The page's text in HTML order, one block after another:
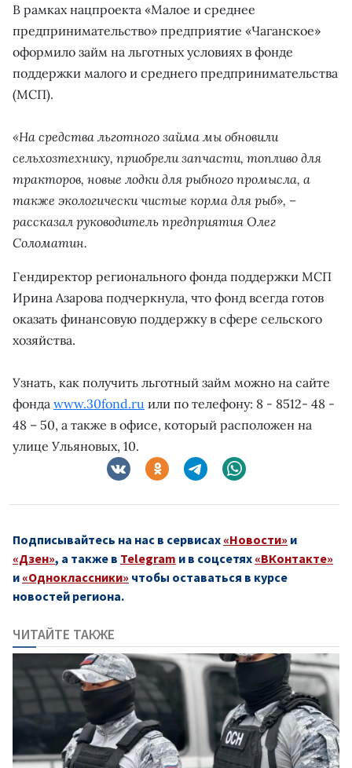
В рамках нацпроекта «Малое и среднее
предпринимательство» предприятие «Чаганское»
оформило займ на льготных условиях в фонде
поддержки малого и среднего предпринимательства
(МСП).
«На средства льготного займа мы обновили
сельхозтехнику, приобрели запчасти, топливо для
тракторов, новые лодки для рыбного промысла, а
также экологически чистые корма для рыб», –
рассказал руководитель предприятия Олег
Соломатин.
Гендиректор регионального фонда поддержки МСП
Ирина Азарова подчеркнула, что фонд всегда готов
оказать финансовую поддержку в сфере сельского
хозяйства.
Узнать, как получить льготный займ можно на сайте
фонда www.30fond.ru или по телефону: 8 - 8512- 48 -
48 – 50, а также в офисе, который расположен на
улице Ульяновых, 10.
Подписывайтесь на нас в сервисах «Новости» и
«Дзен», а также в Telegram и в соцсетях «ВКонтакте»
и «Одноклассники» чтобы оставаться в курсе
новостей региона.
ЧИТАЙТЕ ТАКЖЕ